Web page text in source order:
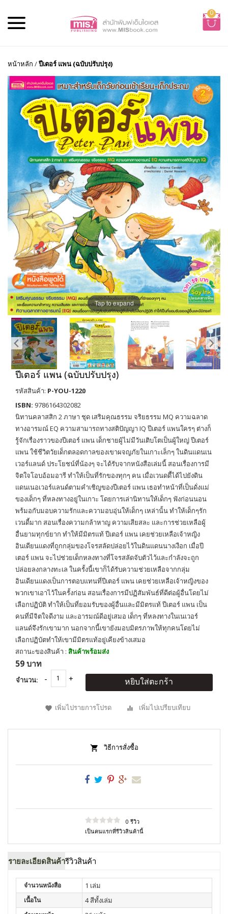
0
หน้าหลัก /ปีเตอร์ แพน (ฉบับปรับปรุง)
Tap to expand
ปีเตอร์ แพน (ฉบับปรับปรุง)
รหัสสินค้า: P-YOU-1220
ISBN: 9786164302082
นิทานคลาสสิก 2 ภาษา ชุด เสริมคุณธรรม จริยธรรม MQ ความฉลาด
ทางอารมณ์ EQ ความสามารถทางสติปัญญา IQ ปีเตอร์ แพนใครๆ ต่างก็
รู้จักเรื่องราวของปีเตอร์ แพน เด็กชายผู้ไม่มีวันเติบโตเป็นผู้ใหญ่ ปีเตอร์
แพน ใช้ชีวิตวัยเด็กตลอดกาลของเขาผจญภัยในเกาะเล็กๆ ในดินแดนเน
เวอร์แลนด์ ประโยชน์ที่น้องๆ จะได้รับจากหนังสือเล่มนี้ สอนเรื่องการมี
จิตใจโอบอ้อมอารี ทำให้เป็นที่รักของทุกๆ คน เมื่อเวนดดี้ได้ไปยังดิน
แดนเนอเวอร์แลนด์ตามคำเชิญของปีเตอร์ แพน เธอทำหน้าที่เป็นดั่งแม่
ของเด็กๆ ที่หลงทางอยู่ในเกาะ โดยการเล่านิทานให้เด็กๆ ฟังก่อนนอน
พร้มอกับมอบความรักและความอบอุ่นให้เด็กๆ เหล่านั้น ทำให้เด็กๆรัก
เวนดี้มาก สอนเรื่องความกล้าหาญ ความเสียสละ และการช่วยเหลือผู้
อื่นยามทุกข์ยาก ทำให้มีมิตรแท้ ปีเตอร์ แพน เคยช่วยเหลือเจ้าหญิง
อินเดียนแดงที่ถูกกลุ่มของโจรสลัดปล่อยไว้ในดินแดนนางเงือก เมื่อปี
เตอร์ แพน จะไปช่วยเด็กหลงทางที่โจรสลัดจับตัวไว้และกำลังจะถูก
ปล่อยลงกลางทะเล ในครั้งนี้เขาก็ได้รับความช่วยเหลือจากกลุ่ม
อินเดียนแดงเป็นการตอบแทนที่ปีเตอร์ แพน เคยช่วยเหลือเจ้าหญิงของ
พวกเขาเอาไว้ในครั้งก่อน สอนเรื่องการมีปฏิสัมพันธ์ที่ดีต่อผู้อื่นโดยไม่
เลือกปฏิบัติ ทำให้เป็นที่ยอมรับของผู้อื่นและมีมิตรแท้ ปีเตอร์ แพน เป็น
คนที่มีจิตใจดีงาม และอารมณ์ดีอยู่เสมอ เด็กๆ ที่หลงทางในเนเวอร์
แลนด์จึงรักเขามาก นอกจากนี้เขายังมอบมิตรภาพให้ทุกคนโดยไม่
เลือกปฏิบัตทำให้เขามีมิตรแท้อยู่เคียงข้างเสมอ
สถานะของสินค้า : สินค้าพร้อมส่ง
59 บาท
จำนวน: หยิบใส่ตะกร้า
เพิ่มไปรายการโปรด เพิ่มไปเปรียบเทียบ
วิธีการสั่งซื้อ
0 รีวิว
เป็นคนแรกที่รีวิวสินค้านี้
รายละเอียดสินค้ารีวิวสินค้า
จำนวนหนังสือ 1 เล่ม
เนื้อใน 4 สีทั้งเล่ม